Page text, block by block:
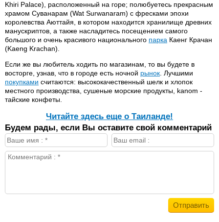
Khiri Palace), расположенный на горе; полюбуетесь прекрасным
храмом Суванарам (Wat Surwanaram) с фресками эпохи
королевства Аюттайя, в котором находится хранилище древних
манускриптов, а также насладитесь посещением самого
большого и очень красивого национального парка Каенг Крачан
(Kaeng Krachan).
Если же вы любитель ходить по магазинам, то вы будете в
восторге, узнав, что в городе есть ночной рынок . Лучшими
покупками считаются: высококачественный шелк и хлопок
местного производства, сушеные морские продукты, kanom -
тайские конфеты.
Читайте здесь еще о Таиланде!
Будем рады, если Вы оставите свой комментарий